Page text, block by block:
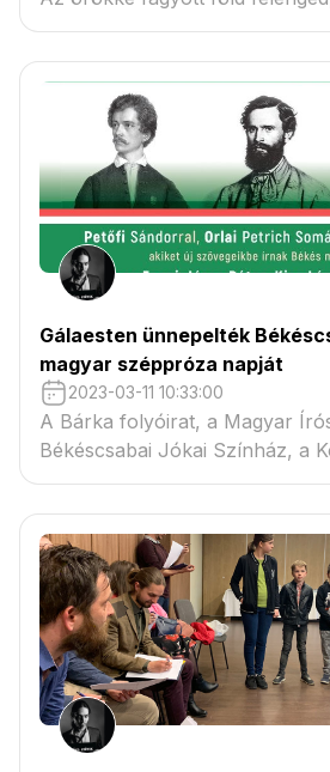
benne a fióka, mielőtt a
kerülne." - már elérhető Nagy-
legújabb írása a Kulteren
Gálaesten ünnepelték
magyar széppróza napját
2023-03-11 10:33:00
A Bárka folyóirat, a Magyar
Békéscsabai Jókai Színház, a
Társaság és a Munkácsy
rendezett Prózagálát A
alkalmából.